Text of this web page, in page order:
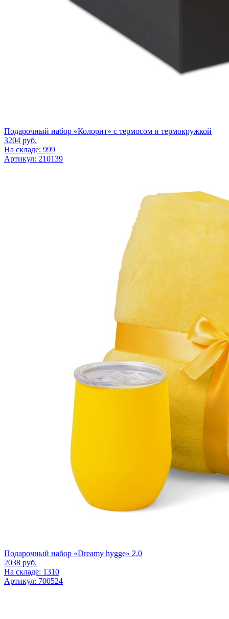
Подарочный набор «Колорит» с термосом и термокружкой
3204 руб.
На складе: 999
Артикул: 210139
Подарочный набор «Dreamy hygge» 2.0
2038 руб.
На складе: 1310
Артикул: 700524